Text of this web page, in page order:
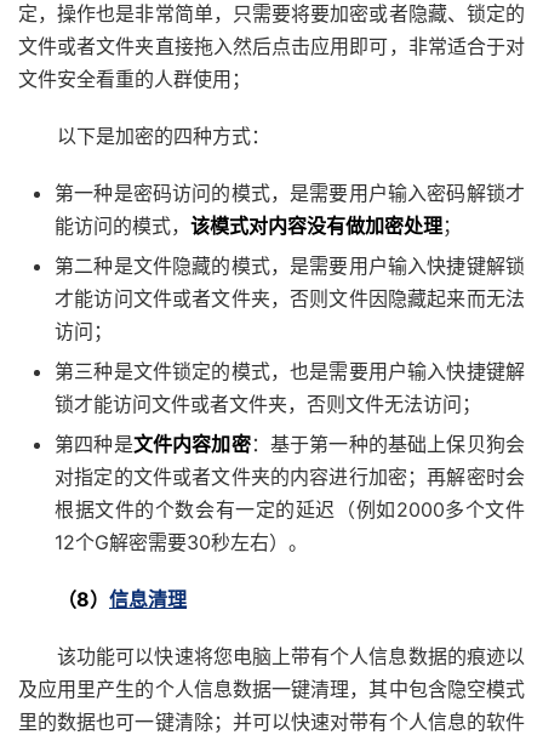
定，操作也是非常简单，只需要将要加密或者隐藏、锁定的
文件或者文件夹直接拖入然后点击应用即可，非常适合于对
文件安全看重的人群使用；
以下是加密的四种方式：
第一种是密码访问的模式，是需要用户输入密码解锁才
能访问的模式， 该模式对内容没有做加密处理；
第二种是文件隐藏的模式，是需要用户输入快捷键解锁
才能访问文件或者文件夹，否则文件因隐藏起来而无法
访问；
第三种是文件锁定的模式，也是需要用户输入快捷键解
锁才能访问文件或者文件夹，否则文件无法访问；
第四种是文件内容加密：基于第一种的基础上保贝狗会
对指定的文件或者文件夹的内容进行加密；再解密时会
根据文件的个数会有一定的延迟（例如2000多个文件
12个G解密需要30秒左右）。
（8） 信息清理
该功能可以快速将您电脑上带有个人信息数据的痕迹以
及应用里产生的个人信息数据一键清理，其中包含隐空模式
里的数据也可一键清除；并可以快速对带有个人信息的软件